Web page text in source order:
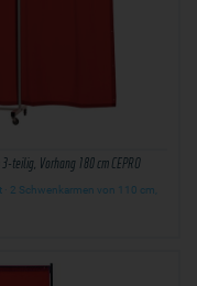
teilig, Vorhang 180 cm CEPRO
2 Schwenkarmen von 110 cm,